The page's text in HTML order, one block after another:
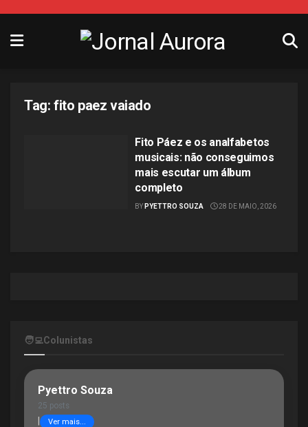
Tag: fito paez vaiado
Fito Páez e os analfabetos
musicais: não conseguimos
mais escutar um álbum
completo
BY PYETTRO SOUZA 28 DE MAIO, 2026
🧑‍💻Colunistas
Pyettro Souza
25 posts
Ver mais...